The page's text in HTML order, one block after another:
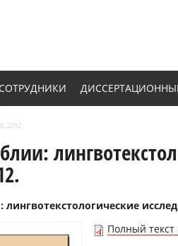
СОТРУДНИКИ
2012.
Полный текст